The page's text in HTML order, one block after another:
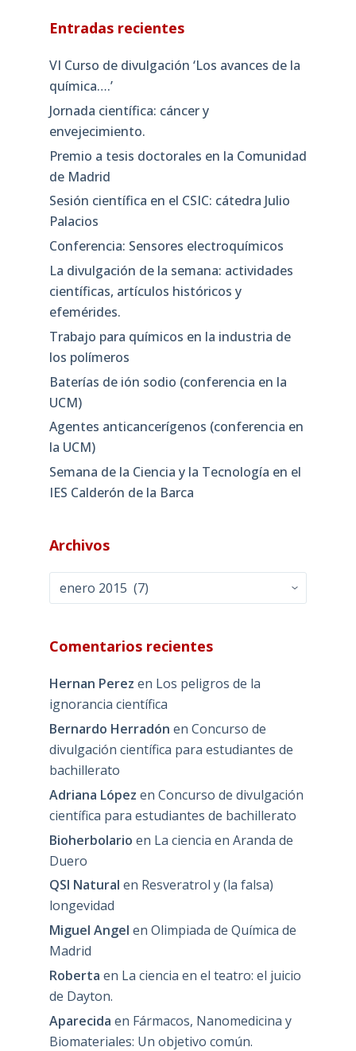
Entradas recientes
VI Curso de divulgación ‘Los avances de la
química….’
Jornada científica: cáncer y
envejecimiento.
Premio a tesis doctorales en la Comunidad
de Madrid
Sesión científica en el CSIC: cátedra Julio
Palacios
Conferencia: Sensores electroquímicos
La divulgación de la semana: actividades
científicas, artículos históricos y
efemérides.
Trabajo para químicos en la industria de
los polímeros
Baterías de ión sodio (conferencia en la
UCM)
Agentes anticancerígenos (conferencia en
la UCM)
Semana de la Ciencia y la Tecnología en el
IES Calderón de la Barca
Archivos
Comentarios recientes
Hernan Perez en Los peligros de la
ignorancia científica
Bernardo Herradón en Concurso de
divulgación científica para estudiantes de
bachillerato
Adriana López en Concurso de divulgación
científica para estudiantes de bachillerato
Bioherbolario en La ciencia en Aranda de
Duero
QSI Natural en Resveratrol y (la falsa)
longevidad
Miguel Angel en Olimpiada de Química de
Madrid
Roberta en La ciencia en el teatro: el juicio
de Dayton.
Aparecida en Fármacos, Nanomedicina y
Biomateriales: Un objetivo común.